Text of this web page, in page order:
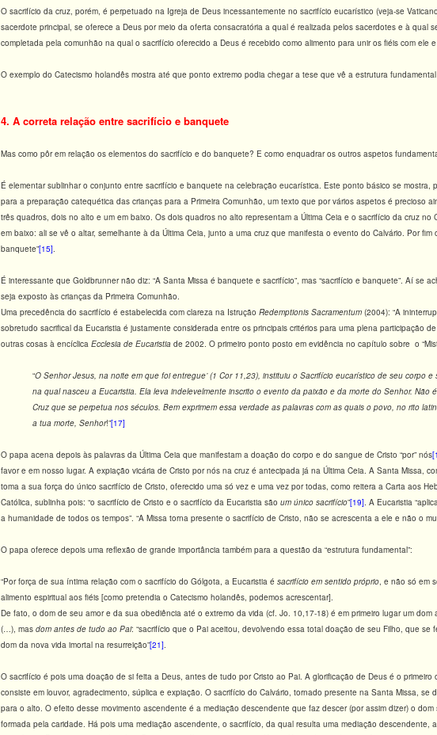
O sacrifício da cruz, porém, é perpetuado na Igreja de Deus incessantemente no sacrifício eucarístico (veja-se
sacerdote principal, se oferece a Deus por meio da oferta consacratória a qual é realizada pelos sacerdotes e à
completada pela comunhão na qual o sacrifício oferecido a Deus é recebido como alimento para unir os fiéis com ele
O exemplo do Catecismo holandês mostra até que ponto extremo podia chegar a tese que vê a estrutura
4. A correta relação entre sacrifício e banquete
Mas como pôr em relação os elementos do sacrifício e do banquete? E como enquadrar os outros aspetos
É elementar sublinhar o conjunto entre sacrifício e banquete na celebração eucarística. Este ponto básico se
para a preparação catequética das crianças para a Primeira Comunhão, um texto que por vários aspetos é precioso
três quadros, dois no alto e um em baixo. Os dois quadros no alto representam a Última Ceia e o sacrifício da cruz
em baixo: ali se vê o altar, semelhante à da Última Ceia, junto a uma cruz que manifesta o evento do Calvário. Por
banquete”[15].
É interessante que Goldbrunner não diz: “A Santa Missa é banquete e sacrifício”, mas “sacrifício e banquete”. Aí se
seja exposto às crianças da Primeira Comunhão.
Uma precedência do sacrifício é estabelecida com clareza na Istrução Redemptionis Sacramentum (2004): “A
sobretudo sacrifical da Eucaristia é justamente considerada entre os principais critérios para uma plena participação
outras cosas à encíclica Ecclesia de Eucaristia de 2002. O primeiro ponto posto em evidência no capítulo sobre o
“O Senhor Jesus, na noite em que foi entregue’ (1 Cor 11,23), instituiu o Sacrifício eucarístico de seu corpo
na qual nasceu a Eucaristia. Ela leva indelevelmente inscrito o evento da paixão e da morte do Senhor.
Cruz que se perpetua nos séculos. Bem exprimem essa verdade as palavras com as quais o povo, no rito
a tua morte, Senhor!”[17]
O papa acena depois às palavras da Última Ceia que manifestam a doação do corpo e do sangue de Cristo “por” nós
favor e em nosso lugar. A expiação vicária de Cristo por nós na cruz é antecipada já na Última Ceia. A Santa Missa,
toma a sua força do único sacrifício de Cristo, oferecido uma só vez e uma vez por todas, como reitera a Carta aos
Católica, sublinha pois: “o sacrifício de Cristo e o sacrifício da Eucaristia são um único sacrifício”[19]. A Eucaristia
a humanidade de todos os tempos”. “A Missa torna presente o sacrifício de Cristo, não se acrescenta a ele e não o
O papa oferece depois uma reflexão de grande importância também para a questão da “estrutura fundamental”:
“Por força de sua íntima relação com o sacrifício do Gólgota, a Eucaristia é sacrifício em sentido próprio, e não só em
alimento espiritual aos fiéis [como pretendia o Catecismo holandês, podemos acrescentar].
De fato, o dom de seu amor e da sua obediência até o extremo da vida (cf. Jo. 10,17-18) é em primeiro lugar um
(…), mas dom antes de tudo ao Pai: “sacrifício que o Pai aceitou, devolvendo essa total doação de seu Filho, que se
dom da nova vida imortal na resurreição”[21].
O sacrifício é pois uma doação de si feita a Deus, antes de tudo por Cristo ao Pai. A glorificação de Deus é o
consiste em louvor, agradecimento, súplica e expiação. O sacrifício do Calvário, tornado presente na Santa Missa,
para o alto. O efeito desse movimento ascendente é a mediação descendente que faz descer (por assim dizer) o
formada pela caridade. Há pois uma mediação ascendente, o sacrifício, da qual resulta uma mediação